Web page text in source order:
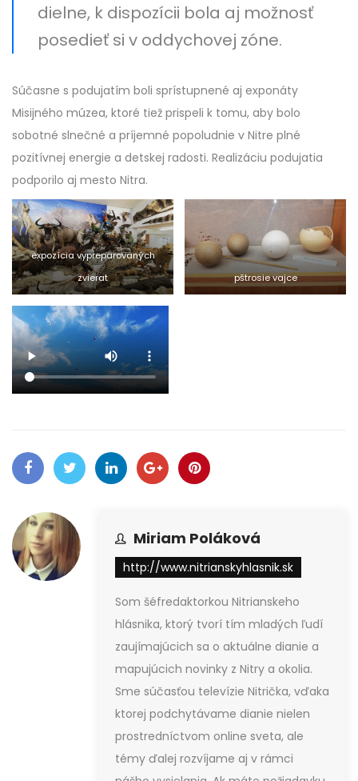
dielne, k dispozícii bola aj možnosť
posedieť si v oddychovej zóne.
Súčasne s podujatím boli sprístupnené aj exponáty
Misijného múzea, ktoré tiež prispeli k tomu, aby bolo
sobotné slnečné a príjemné popoludnie v Nitre plné
pozitívnej energie a detskej radosti. Realizáciu podujatia
podporilo aj mesto Nitra.
expozícia vypreparovaných
zvierat
pštrosie vajce
Miriam Poláková
http://www.nitrianskyhlasnik.sk
Som šéfredaktorkou Nitrianskeho
hlásnika, ktorý tvorí tím mladých ľudí
zaujímajúcich sa o aktuálne dianie a
mapujúcich novinky z Nitry a okolia.
Sme súčasťou televízie Nitrička, vďaka
ktorej podchytávame dianie nielen
prostredníctvom online sveta, ale
témy ďalej rozvíjame aj v rámci